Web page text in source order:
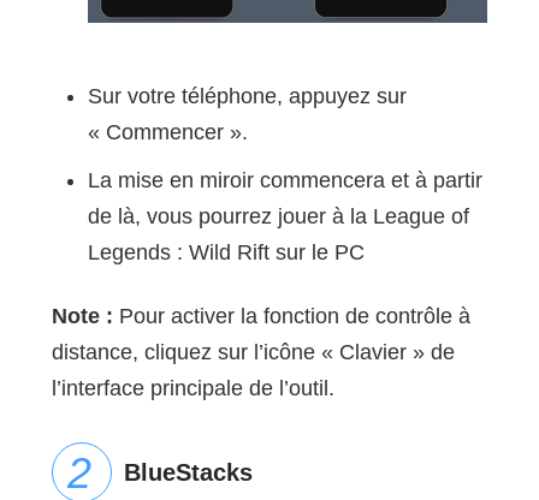
Sur votre téléphone, appuyez sur
« Commencer ».
La mise en miroir commencera et à partir
de là, vous pourrez jouer à la League of
Legends : Wild Rift sur le PC
Note : Pour activer la fonction de contrôle à
distance, cliquez sur l’icône « Clavier » de
l’interface principale de l’outil.
BlueStacks